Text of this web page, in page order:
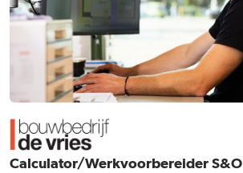
Calculator/Werkvoorbereider S&O